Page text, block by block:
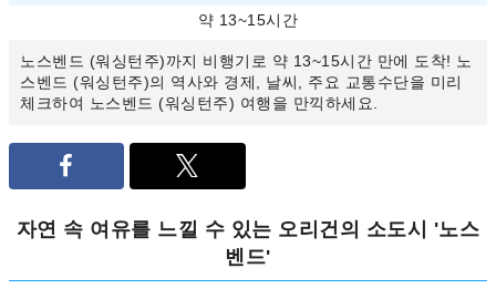
약 13~15시간
노스벤드 (워싱턴주)까지 비행기로 약 13~15시간 만에 도착! 노
스벤드 (워싱턴주)의 역사와 경제, 날씨, 주요 교통수단을 미리
체크하여 노스벤드 (워싱턴주) 여행을 만끽하세요.
자연 속 여유를 느낄 수 있는 오리건의 소도시 '노스
벤드'